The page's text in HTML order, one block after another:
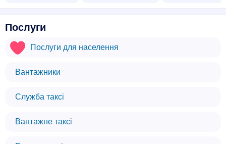
Послуги
Послуги для населення
Вантажники
Служба таксі
Вантажне таксі